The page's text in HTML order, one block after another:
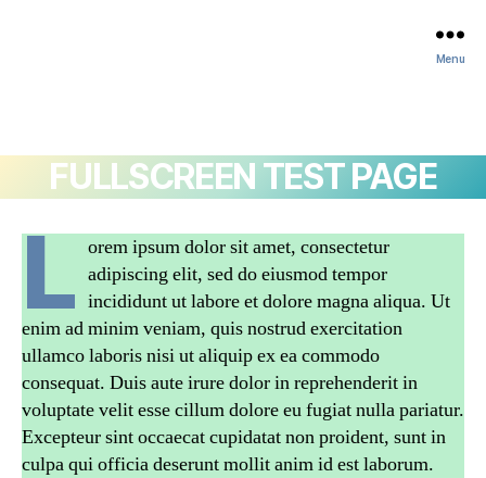
Menu
FULLSCREEN TEST PAGE
L orem ipsum dolor sit amet, consectetur
adipiscing elit, sed do eiusmod tempor
incididunt ut labore et dolore magna aliqua. Ut
enim ad minim veniam, quis nostrud exercitation
ullamco laboris nisi ut aliquip ex ea commodo
consequat. Duis aute irure dolor in reprehenderit in
voluptate velit esse cillum dolore eu fugiat nulla pariatur.
Excepteur sint occaecat cupidatat non proident, sunt in
culpa qui officia deserunt mollit anim id est laborum.